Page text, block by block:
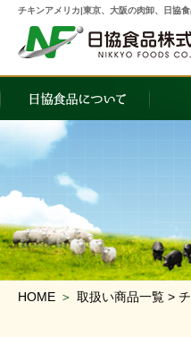
チキンアメリカ|東京、大阪の肉卸、日協
HOME ＞ 取扱い商品一覧 >